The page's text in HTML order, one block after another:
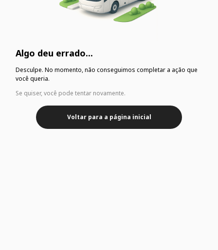
Algo deu errado...
Desculpe. No momento, não conseguimos completar a ação que
você queria.
Se quiser, você pode tentar novamente.
Voltar para a página inicial